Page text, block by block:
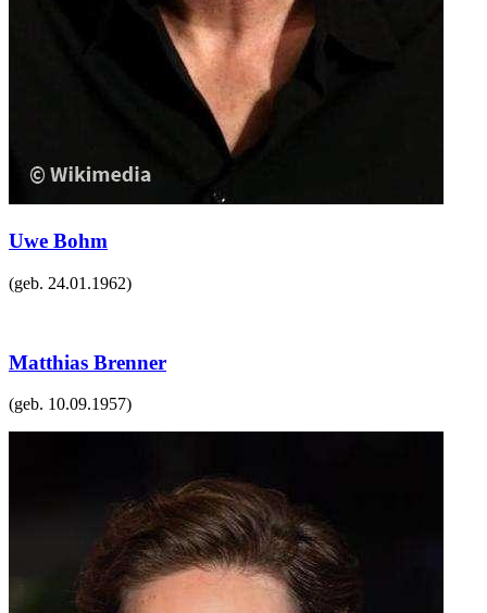
Uwe Bohm
(geb. 24.01.1962)
Matthias Brenner
(geb. 10.09.1957)